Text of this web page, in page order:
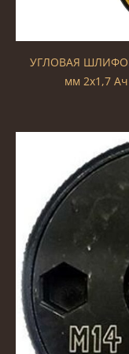
УГЛОВАЯ
мм 2x1,7 Ач